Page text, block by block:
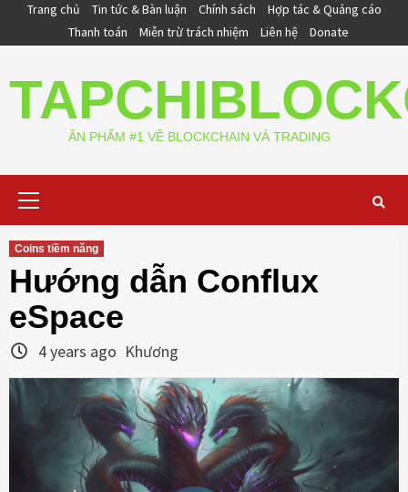
Trang chủ Tin tức & Bàn luận Chính sách
Hợp tác & Quảng cáo
Thanh toán
Miễn trừ trách nhiệm Liên hệ Donate
ẤN PHẨM #1 VỀ BLOCKCHAIN VÀ TRADING
Coins tiềm năng
Hướng dẫn Conflux
eSpace
4 years ago Khương